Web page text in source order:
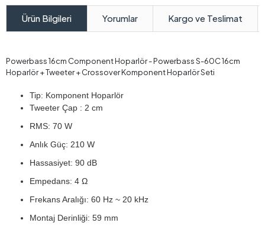
Ürün Bilgileri Yorumlar Kargo ve Teslimat
Powerbass 16cm Component Hoparlör - Powerbass S-60C 16cm
Hoparlör + Tweeter + Crossover Komponent Hoparlör Seti
Tip: Komponent Hoparlör
Tweeter Çap : 2 cm
RMS: 70 W
Anlık Güç: 210 W
Hassasiyet: 90 dB
Empedans: 4 Ω
Frekans Aralığı: 60 Hz ~ 20 kHz
Montaj Derinliği: 59 mm